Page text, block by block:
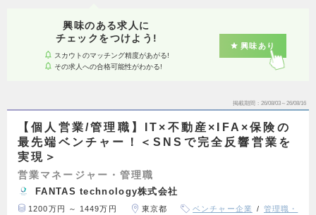
興味のある求人に
チェックをつけよう!
スカウトのマッチング精度があがる!
その求人への合格可能性がわかる!
興味あり
掲載期間 26/08/03～26/08/16
【個人営業/管理職】IT×不動産×IFA×保険の
最先端ベンチャー！＜SNSで完全反響営業を
実現＞
営業マネージャー・管理職
FANTAS technology株式会社
1200万円 ～ 1449万円 東京都 ベンチャー企業
管理職・